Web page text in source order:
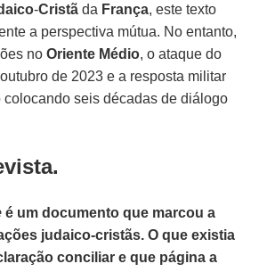
-Cristã da França, este texto
a perspectiva mútua. No entanto,
noOriente Médio, o ataque do
de 2023 e a resposta militar
colocando seis décadas de diálogo
é um documento que marcou a
judaico-cristãs. O que existia
conciliar e que página a